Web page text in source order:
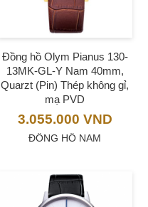
Đồng hồ Olym Pianus 130-
13MK-GL-Y Nam 40mm,
Quarzt (Pin) Thép không gỉ,
mạ PVD
3.055.000 VND
ĐỒNG HỒ NAM